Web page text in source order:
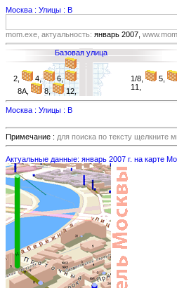
Москва : Улицы : В
mom.exe, актуальность: январь 2007,
Базовая улица
2, 4,
6,
8А,
8, 12,
1/8, 5,
11,
Москва : Улицы : В
Примечание : для поиска по тексту
Актуальные данные: январь 2007 г. на карте